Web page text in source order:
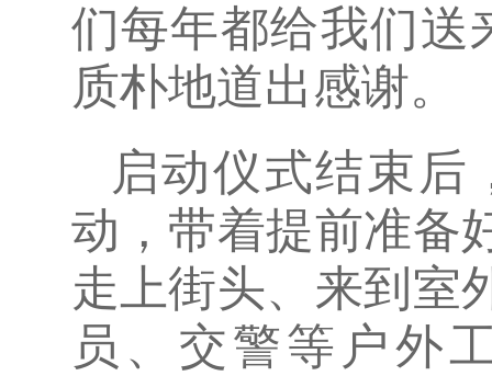
们每年都给我们送
质朴地道出感谢。
启动仪式结束
动，带着提前准备
走上街头、来到室
员、交警等户外